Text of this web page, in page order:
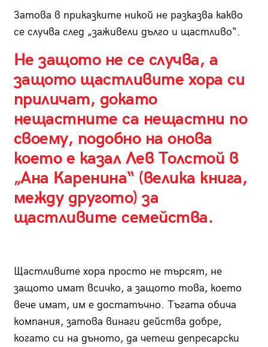
Затова в приказките никой не разказва какво
се случва след „заживели дълго и щастливо“.
Не защото не се случва, а
защото щастливите хора си
приличат, докато
нещастните са нещастни по
своему, подобно на онова
което е казал Лев Толстой в
„Ана Каренина“ (велика книга,
между другото) за
щастливите семейства.
Щастливите хора просто не търсят, не
защото имат всичко, а защото това, което
вече имат, им е достатъчно. Тъгата обича
компания, затова винаги действа добре,
когато си на дъното, да четеш депресарски